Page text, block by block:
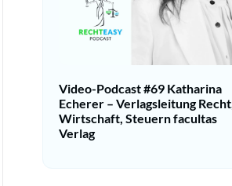
Video-Podcast #69 Katharina
Echerer – Verlagsleitung Recht,
Wirtschaft, Steuern facultas
Verlag